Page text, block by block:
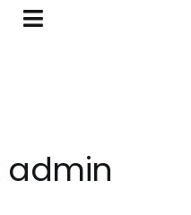
Toggle
admin